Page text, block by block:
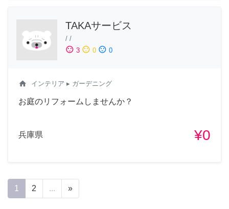
TAKAサービス
/ /
sentiment_satisfied 3 sentiment_neutral 0 sentiment_dissatisfied 0
home インテリア ▸ ガーデニング
お庭のリフォームしませんか？
兵庫県 ¥0
1 2 ... »